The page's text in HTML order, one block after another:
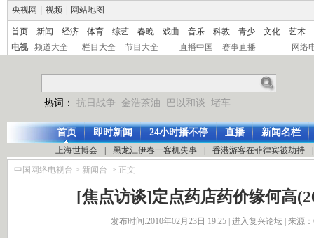
央视网 视频 网站地图
首页 新闻 经济 体育 综艺 春晚 戏曲 音乐 科教 青少 文化
艺术
电视
频道大全 栏目大全 节目大全 直播中国 赛事直播 网络
热词： 抗日战争 金浩茶油 巴以和谈 堵车
首页
上海世博会 黑龙江伊春一客机失事 香港游客在菲律宾被劫持
即时新闻 24小时播不停 直播 新闻名栏
中国网络电视台 > 新闻台 > 正文
[焦点访谈]定点药店药价缘何高
发布时间:2010年02月23日 19:25 | 进入复兴论坛| 来源：